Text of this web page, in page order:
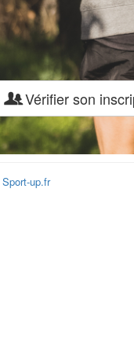
Vérifier son
Sport-up.fr